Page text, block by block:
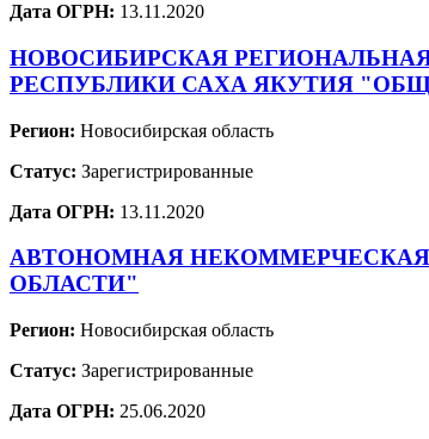
Дата ОГРН: 13.11.2020
НОВОСИБИРСКАЯ
РЕСПУБЛИКИ САХА ЯКУТИЯ
Регион: Новосибирская область
Статус: Зарегистрированные
Дата ОГРН: 13.11.2020
АВТОНОМНАЯ НЕКОММЕРЧЕСКАЯ
ОБЛАСТИ"
Регион: Новосибирская область
Статус: Зарегистрированные
Дата ОГРН: 25.06.2020